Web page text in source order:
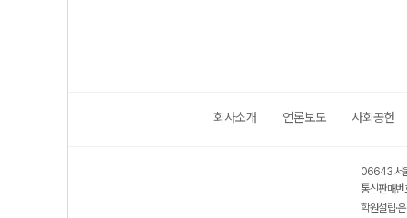
회사소개 언론보도 사회공헌
06643 서
통신판매
학원설립·